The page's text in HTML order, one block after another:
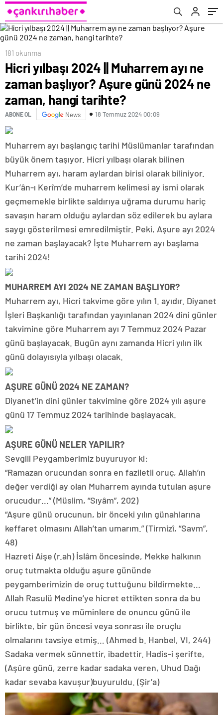
tarihte?
181 okunma
Hicri yılbaşı 2024 || Muharrem ayı ne
zaman başlıyor? Aşure günü 2024 ne
zaman, hangi tarihte?
ABONE OL News 18 Temmuz 2024 00:09
Muharrem ayı başlangıç tarihi Müslümanlar tarafından
büyük önem taşıyor. Hicri yılbaşı olarak bilinen
Muharrem ayı, haram aylardan birisi olarak biliniyor.
Kur’ân-ı Kerîm’de muharrem kelimesi ay ismi olarak
geçmemekle birlikte saldırıya uğrama durumu hariç
savaşın haram olduğu aylardan söz edilerek bu aylara
saygı gösterilmesi emredilmiştir. Peki, Aşure ayı 2024
ne zaman başlayacak? İşte Muharrem ayı başlama
tarihi 2024!
MUHARREM AYI 2024 NE ZAMAN BAŞLIYOR?
Muharrem ayı, Hicri takvime göre yılın 1. ayıdır. Diyanet
İşleri Başkanlığı tarafından yayınlanan 2024 dini günler
takvimine göre Muharrem ayı 7 Temmuz 2024 Pazar
günü başlayacak. Bugün aynı zamanda Hicri yılın ilk
günü dolayısıyla yılbaşı olacak.
AŞURE GÜNÜ 2024 NE ZAMAN?
Diyanet’in dini günler takvimine göre 2024 yılı aşure
günü 17 Temmuz 2024 tarihinde başlayacak.
AŞURE GÜNÜ NELER YAPILIR?
Sevgili Peygamberimiz buyuruyor ki:
“Ramazan orucundan sonra en faziletli oruç, Allah’ın
değer verdiği ay olan Muharrem ayında tutulan aşure
orucudur…” (Müslim, “Sıyâm”, 202)
“Aşure günü orucunun, bir önceki yılın günahlarına
keffaret olmasını Allah’tan umarım.” (Tirmizî, “Savm”,
48)
Hazreti Aişe (r.ah) İslâm öncesinde, Mekke halkının
oruç tutmakta olduğu aşure gününde
peygamberimizin de oruç tuttuğunu bildirmekte…
Allah Rasulü Medine’ye hicret ettikten sonra da bu
orucu tutmuş ve müminlere de onuncu günü ile
birlikte, bir gün öncesi veya sonrası ile oruçlu
olmalarını tavsiye etmiş… (Ahmed b. Hanbel, VI, 244)
Sadaka vermek sünnettir, ibadettir. Hadis-i şerifte,
(Aşûre günü, zerre kadar sadaka veren, Uhud Dağı
kadar sevaba kavuşur)buyuruldu. (Şir’a)
kapalı?